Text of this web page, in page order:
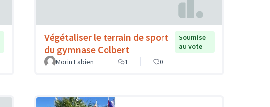
Végétaliser le terrain de sport
du gymnase Colbert
Soumise
au vote
Morin Fabien
1 0